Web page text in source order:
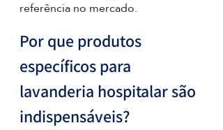
referência no mercado.
Por que produtos
específicos para
lavanderia hospitalar são
indispensáveis?